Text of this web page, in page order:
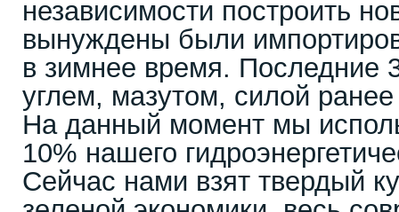
независимости построить
вынуждены были
в зимнее время. Последние
углем, мазутом, силой
На данный момент мы
10% нашего
Сейчас нами взят твердый